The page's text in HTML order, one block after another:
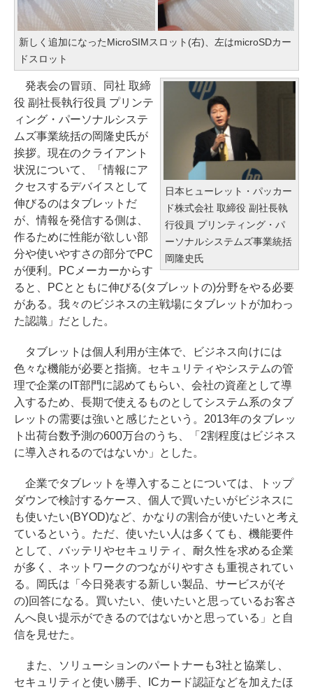
新しく追加になったMicroSIMスロット(右)、左はmicroSDカー
ドスロット
日本ヒューレット・パッカー
ド株式会社 取締役 副社長執
行役員 プリンティング・パ
ーソナルシステムズ事業統括
岡隆史氏
発表会の冒頭、同社 取締
役 副社長執行役員 プリンテ
ィング・パーソナルシステ
ムズ事業統括の岡隆史氏が
挨拶。現在のクライアント
状況について、「情報にア
クセスするデバイスとして
伸びるのはタブレットだ
が、情報を発信する側は、
作るために性能が欲しい部
分や使いやすさの部分でPC
が便利。PCメーカーからす
ると、PCとともに伸びる(タブレットの)分野をやる必要
がある。我々のビジネスの主戦場にタブレットが加わっ
た認識」だとした。
タブレットは個人利用が主体で、ビジネス向けには
色々な機能が必要と指摘。セキュリティやシステムの管
理で企業のIT部門に認めてもらい、会社の資産として導
入するため、長期で使えるものとしてシステム系のタブ
レットの需要は強いと感じたという。2013年のタブレッ
ト出荷台数予測の600万台のうち、「2割程度はビジネス
に導入されるのではないか」とした。
企業でタブレットを導入することについては、トップ
ダウンで検討するケース、個人で買いたいがビジネスに
も使いたい(BYOD)など、かなりの割合が使いたいと考え
ているという。ただ、使いたい人は多くても、機能要件
として、バッテリやセキュリティ、耐久性を求める企業
が多く、ネットワークのつながりやすさも重視されてい
る。岡氏は「今日発表する新しい製品、サービスが(そ
の)回答になる。買いたい、使いたいと思っているお客さ
んへ良い提示ができるのではないかと思っている」と自
信を見せた。
また、ソリューションのパートナーも3社と協業し、
セキュリティと使い勝手、ICカード認証などを加えたほ